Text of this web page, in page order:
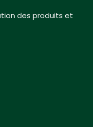
des produits et
dernières